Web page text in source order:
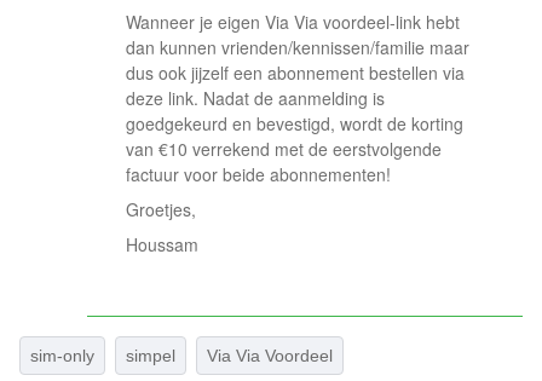
Wanneer je eigen Via Via voordeel-link hebt
dan kunnen vrienden/kennissen/familie maar
dus ook jijzelf een abonnement bestellen via
deze link. Nadat de aanmelding is
goedgekeurd en bevestigd, wordt de korting
van €10 verrekend met de eerstvolgende
factuur voor beide abonnementen!
Groetjes,
Houssam
sim-only simpel Via Via Voordeel